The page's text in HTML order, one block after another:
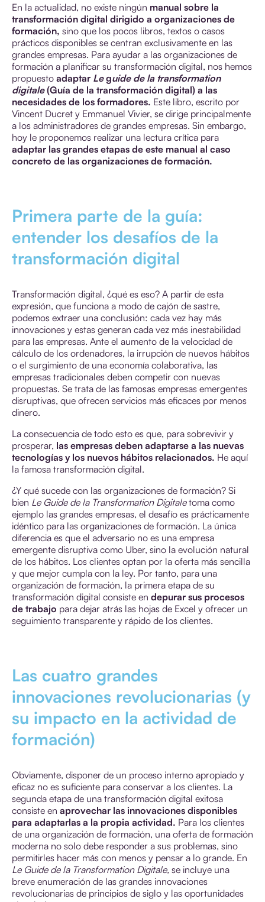
En la actualidad, no existe ningún manual sobre la
transformación digital dirigido a organizaciones de
formación, sino que los pocos libros, textos o casos
prácticos disponibles se centran exclusivamente en las
grandes empresas. Para ayudar a las organizaciones de
formación a planificar su transformación digital, nos hemos
propuesto adaptar Leguide de la transformation
digitale(Guía de la transformación digital) a las
necesidades de los formadores. Este libro, escrito por
Vincent Ducret y Emmanuel Vivier, se dirige principalmente
a los administradores de grandes empresas. Sin embargo,
hoy le proponemos realizar una lectura crítica para
adaptar las grandes etapas de este manual al caso
concreto de las organizaciones de formación.
Primera parte de la guía:
entender los desafíos de la
transformación digital
Transformación digital, ¿qué es eso? A partir de esta
expresión, que funciona a modo de cajón de sastre,
podemos extraer una conclusión: cada vez hay más
innovaciones y estas generan cada vez más inestabilidad
para las empresas. Ante el aumento de la velocidad de
cálculo de los ordenadores, la irrupción de nuevos hábitos
o el surgimiento de una economía colaborativa, las
empresas tradicionales deben competir con nuevas
propuestas. Se trata de las famosas empresas emergentes
disruptivas, que ofrecen servicios más eficaces por menos
dinero.
La consecuencia de todo esto es que, para sobrevivir y
prosperar, las empresas deben adaptarse a las nuevas
tecnologías y los nuevos hábitos relacionados. He aquí
la famosa transformación digital.
¿Y qué sucede con las organizaciones de formación? Si
bien Le Guide de la Transformation Digitaletoma como
ejemplo las grandes empresas, el desafío es prácticamente
idéntico para las organizaciones de formación. La única
diferencia es que el adversario no es una empresa
emergente disruptiva como Uber, sino la evolución natural
de los hábitos. Los clientes optan por la oferta más sencilla
y que mejor cumpla con la ley. Por tanto, para una
organización de formación, la primera etapa de su
transformación digital consiste en depurar sus procesos
de trabajo para dejar atrás las hojas de Excel y ofrecer un
seguimiento transparente y rápido de los clientes.
Las cuatro grandes
innovaciones revolucionarias (y
su impacto en la actividad de
formación)
Obviamente, disponer de un proceso interno apropiado y
eficaz no es suficiente para conservar a los clientes. La
segunda etapa de una transformación digital exitosa
consiste en aprovechar las innovaciones disponibles
para adaptarlas a la propia actividad. Para los clientes
de una organización de formación, una oferta de formación
moderna no solo debe responder a sus problemas, sino
permitirles hacer más con menos y pensar a lo grande. En
Le Guide de la Transformation Digitale, se incluye una
breve enumeración de las grandes innovaciones
revolucionarias de principios de siglo y las oportunidades